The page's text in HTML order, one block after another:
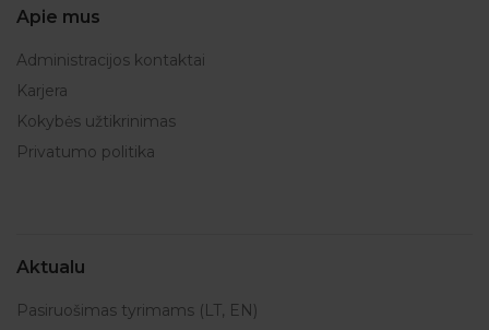
Apie mus
Administracijos kontaktai
Karjera
Kokybės užtikrinimas
Privatumo politika
Aktualu
Pasiruošimas tyrimams (LT, EN)